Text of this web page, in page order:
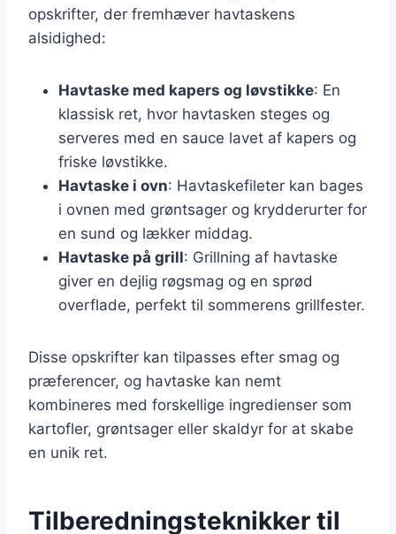
opskrifter, der fremhæver havtaskens
alsidighed:
Havtaske med kapers og løvstikke: En
klassisk ret, hvor havtasken steges og
serveres med en sauce lavet af kapers og
friske løvstikke.
Havtaske i ovn: Havtaskefileter kan bages
i ovnen med grøntsager og krydderurter for
en sund og lækker middag.
Havtaske på grill: Grillning af havtaske
giver en dejlig røgsmag og en sprød
overflade, perfekt til sommerens grillfester.
Disse opskrifter kan tilpasses efter smag og
præferencer, og havtaske kan nemt
kombineres med forskellige ingredienser som
kartofler, grøntsager eller skaldyr for at skabe
en unik ret.
Tilberedningsteknikker til